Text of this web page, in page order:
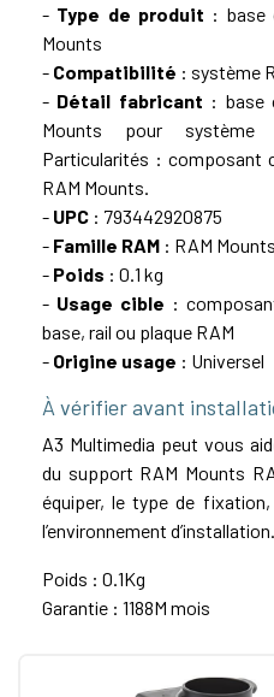
- Type de produit : base
Mounts
- Compatibilité : système
- Détail fabricant : base
Mounts pour système
Particularités : composant
RAM Mounts.
- UPC : 793442920875
- Famille RAM : RAM Mounts
- Poids : 0.1 kg
- Usage cible :
base, rail ou plaque RAM
- Origine usage : Universel
À vérifier avant
A3 Multimedia peut vous
du support RAM Mounts
équiper, le type de fixation,
l’environnement d’installation.
Poids : 0.1Kg
Garantie : 1188M mois